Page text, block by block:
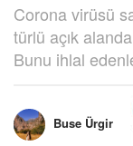
Corona virüsü
türlü açık
Bunu ihlal
Buse Ürgir